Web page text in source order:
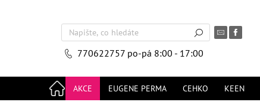
770622757 po-pá 8:00 - 17:00
AKCE EUGENE PERMA CEHKO KEEN